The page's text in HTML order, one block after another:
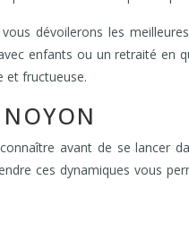
dévoilerons les
enfants ou un retraité
et fructueuse.
avant de se lancer
ces dynamiques vous